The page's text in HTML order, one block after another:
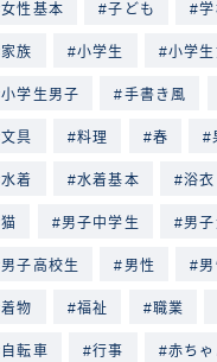
女性基本 子ども
家族 小学生 小学
小学生男子 手書き風
文具 料理 春
水着 水着基本 浴衣
猫 男子中学生 男
男子高校生 男性
着物 福祉 職業
自転車 行事 赤ち